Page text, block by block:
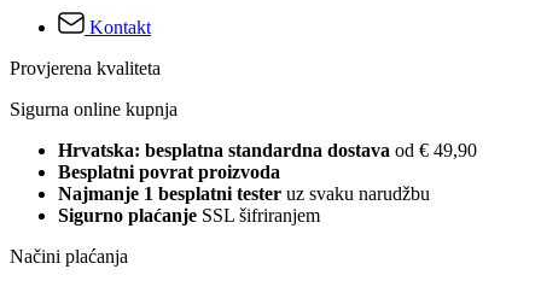
Kontakt
Provjerena kvaliteta
Sigurna online kupnja
Hrvatska: besplatna standardna dostava od € 49,90
Besplatni povrat proizvoda
Najmanje 1 besplatni tester uz svaku narudžbu
Sigurno plaćanje SSL šifriranjem
Načini plaćanja